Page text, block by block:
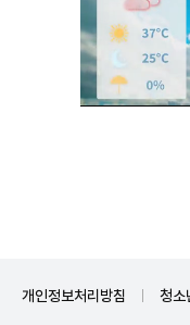
개인정보처리방침 청소